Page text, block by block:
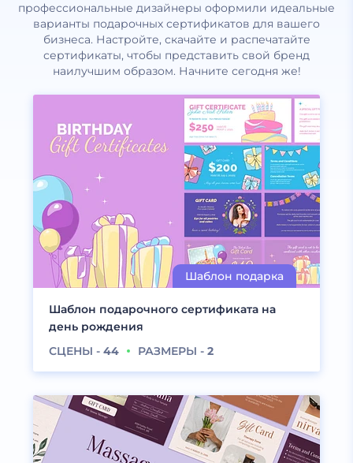
профессиональные дизайнеры оформили идеальные
варианты подарочных сертификатов для вашего
бизнеса. Настройте, скачайте и распечатайте
сертификаты, чтобы представить свой бренд
наилучшим образом. Начните сегодня же!
Шаблон подарочного сертификата на
день рождения
СЦЕНЫ - 44 РАЗМЕРЫ - 2